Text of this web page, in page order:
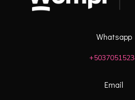
Whatsapp
Email